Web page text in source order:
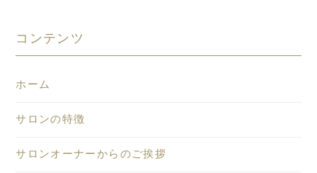
コンテンツ
ホーム
サロンの特徴
サロンオーナーからのご挨拶